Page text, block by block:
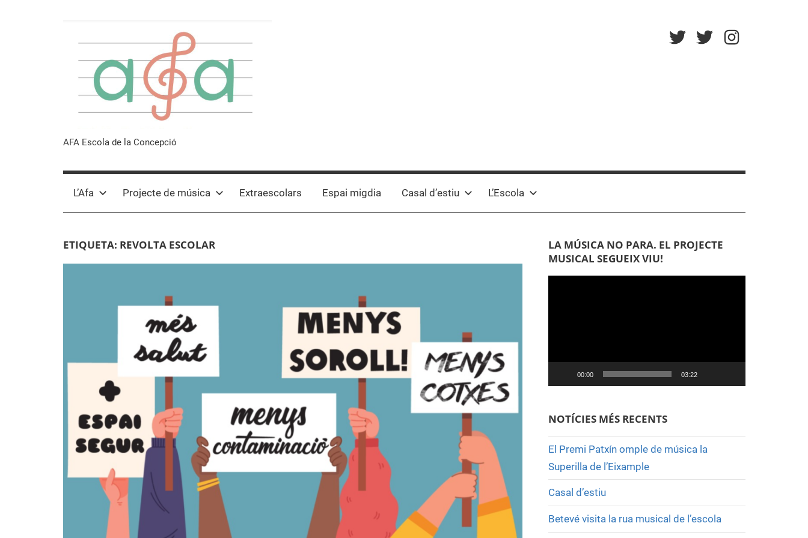
Afa
Escola
de
la
AFA Escola de la Concepció
TwitterTwitterInstagram
L’Afa Projecte de música Extraescolars Espai migdia Casal d’estiu L’Escola
ETIQUETA: REVOLTA ESCOLAR
LA MÚSICA NO PARA. EL PROJECTE
MUSICAL SEGUEIX VIU!
00:00 03:22
NOTÍCIES MÉS RECENTS
El Premi Patxín omple de música la
Superilla de l’Eixample
Casal d’estiu
Betevé visita la rua musical de l’escola